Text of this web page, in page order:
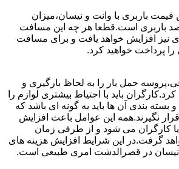
قیمت باربری با وانت و نیسان،میزان
باربری است.قطعا هر چه این مسافت
نیز افزایش خواهد یافت و برای مسافت
پرداخت خواهید کرد.
حمل بار را به لحاظ بارگیری و
باید با احتیاط بیشتری لوازم را
بسته بندی آن ها باید به گونه ای باشد که
نگیرند.همه این عوامل باعث افزایش
یا کارگران می شود و از طرفی زمان
گرفت.در این شرایط افزایش هزینه های
و نیسان در قصرالدشت امری طبیعی است.